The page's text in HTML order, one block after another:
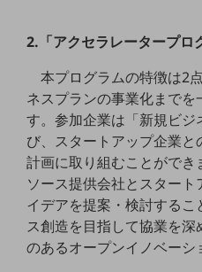
モビリティ
製造・建設業
小売業
キーワードで探す
モバイルTOP
法人向けスマホ・携帯に関する、
おすすめの機種、料金やサービスをご紹介
製品
製品TOP
2.「アクセラレータープロ
本プログラムの特徴は2
ネスプランの事業化まで
す。参加企業は「新規ビ
び、スタートアップ企業
計画に取り組むことができ
ソース提供会社とスター
イデアを提案・検討する
ス創造を目指して協業を
のあるオープンイノベーシ